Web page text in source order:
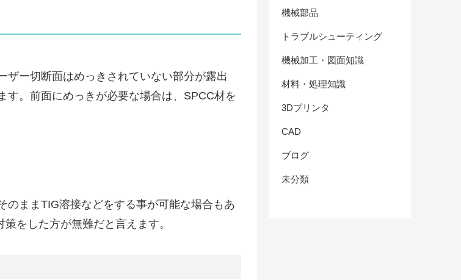
ー切断面はめっきされていない部分が露出
す。前面にめっきが必要な場合は、SPCC材を
のままTIG溶接などをする事が可能な場合もあ
をした方が無難だと言えます。
機械部品
トラブルシューティング
機械加工・図面知識
材料・処理知識
3Dプリンタ
CAD
ブログ
未分類